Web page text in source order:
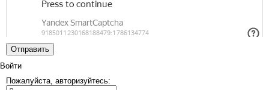
Отправить
Войти
Пожалуйста, авторизуйтесь: